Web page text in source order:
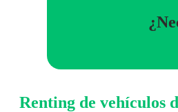
Renting de vehículos